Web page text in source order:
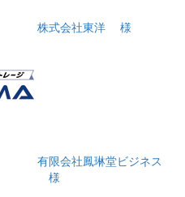
株式会社東洋 様
有限会社鳳琳堂ビジネス
様